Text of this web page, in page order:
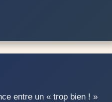
entre un « trop bien ! »